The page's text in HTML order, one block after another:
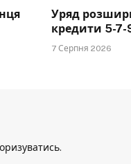
Уряд
кредити 5-7-
7 Серпня 2026
.